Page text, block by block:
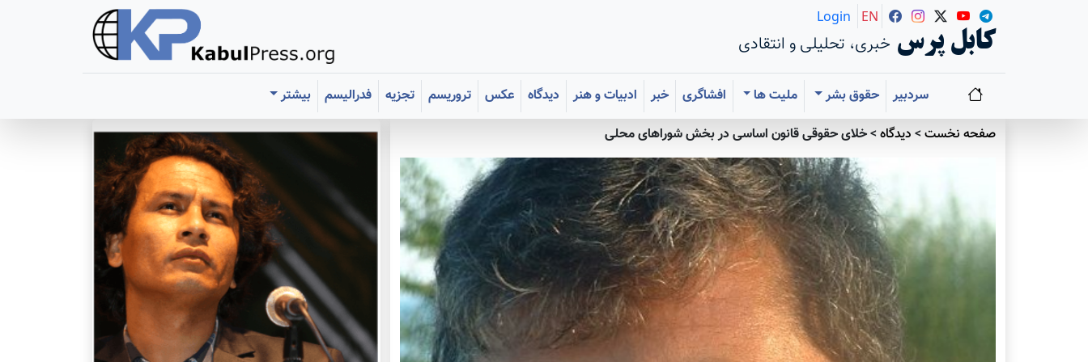
کابل پرس خبری، تحلیلی و انتقادی
Login EN
سردبیر حقوق بشر ملیت ها افشاگری خبر ادبیات و هنر دیدگاه عکس تروریسم تجزیه فدرالیسم
بیشتر
صفحه نخست> دیدگاه>خلای حقوقی قانون اساسی در بخش شوراهای محلی